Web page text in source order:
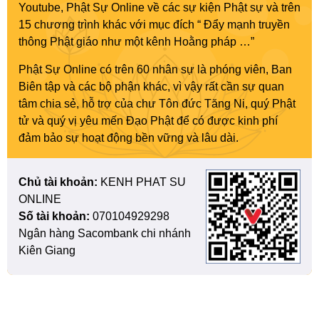
Youtube, Phật Sự Online về các sự kiện Phật sự và trên
15 chương trình khác với mục đích “ Đẩy mạnh truyền
thông Phật giáo như một kênh Hoằng pháp …”
Phật Sự Online có trên 60 nhân sự là phóng viên, Ban
Biên tập và các bộ phận khác, vì vậy rất cần sự quan
tâm chia sẻ, hỗ trợ của chư Tôn đức Tăng Ni, quý Phật
tử và quý vị yêu mến Đạo Phật để có được kinh phí
đảm bảo sự hoạt động bền vững và lâu dài.
Chủ tài khoản: KENH PHAT SU
ONLINE
Số tài khoản: 070104929298
Ngân hàng Sacombank chi nhánh
Kiên Giang